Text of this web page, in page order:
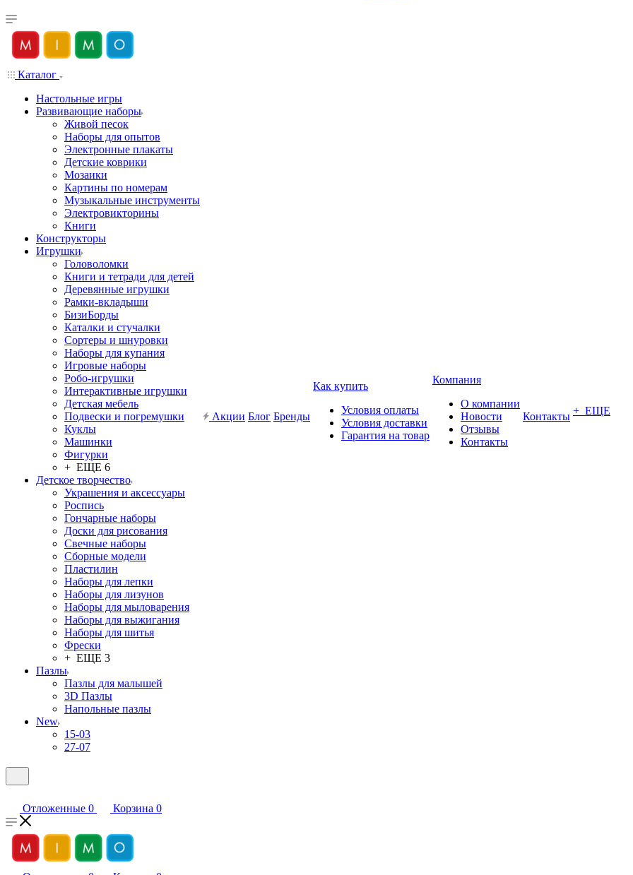
Каталог
Настольные игры
Развивающие наборы
Живой песок
Наборы для опытов
Электронные плакаты
Детские коврики
Мозаики
Картины по номерам
Музыкальные инструменты
Электровикторины
Книги
Конструкторы
Игрушки
Головоломки
Книги и тетради для детей
Деревянные игрушки
Рамки-вкладыши
БизиБорды
Каталки и стучалки
Сортеры и шнуровки
Наборы для купания
Игровые наборы
Робо-игрушки
Интерактивные игрушки
Детская мебель
Подвески и погремушки
Куклы
Машинки
Фигурки
+ ЕЩЕ 6
Детское творчество
Украшения и аксессуары
Роспись
Гончарные наборы
Доски для рисования
Свечные наборы
Сборные модели
Пластилин
Наборы для лепки
Наборы для лизунов
Наборы для мыловарения
Наборы для выжигания
Наборы для шитья
Фрески
+ ЕЩЕ 3
Пазлы
Пазлы для малышей
3D Пазлы
Напольные пазлы
New
15-03
27-07
Акции Блог Бренды
Как купить
Условия оплаты
Условия доставки
Гарантия на товар
Компания
О компании
Новости
Отзывы
Контакты
Контакты + ЕЩЕ
Отложенные 0 Корзина 0